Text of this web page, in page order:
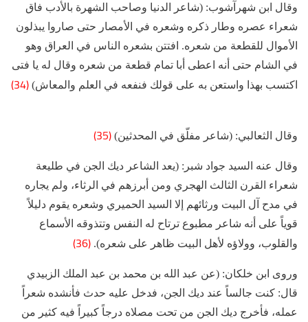
وقال ابن شهرآشوب: (شاعر الدنيا وصاحب الشهرة بالأدب فاق
شعراء عصره وطار ذكره وشعره في الأمصار حتى صاروا يبذلون
الأموال للقطعة من شعره. افتتن بشعره الناس في العراق وهو
في الشام حتى أنه اعطى أبا تمام قطعة من شعره وقال له يا فتى
اكتسب بهذا واستعن به على قولك فنفعه في العلم والمعاش)
(34)
وقال الثعالبي: (شاعر مفلّق في المحدثين) (35)
وقال عنه السيد جواد شبر: (يعد الشاعر ديك الجن في طليعة
شعراء القرن الثالث الهجري ومن أبرزهم في الرثاء، ولم يجاره
في مدح آل البيت ورثائهم إلا السيد الحميري وشعره يقوم دليلاً
قوياً على أنه شاعر مطبوع ترتاح له النفس وتتذوقه الأسماع
والقلوب، وولاؤه لأهل البيت ظاهر على شعره). (36)
وروى ابن خلكان: (عن عبد الله بن محمد بن عبد الملك الزبيدي
قال: كنت جالساً عند ديك الجن، فدخل عليه حدث فأنشده شعراً
عمله، فأخرج ديك الجن من تحت مصلاه درجاً كبيراً فيه كثير من